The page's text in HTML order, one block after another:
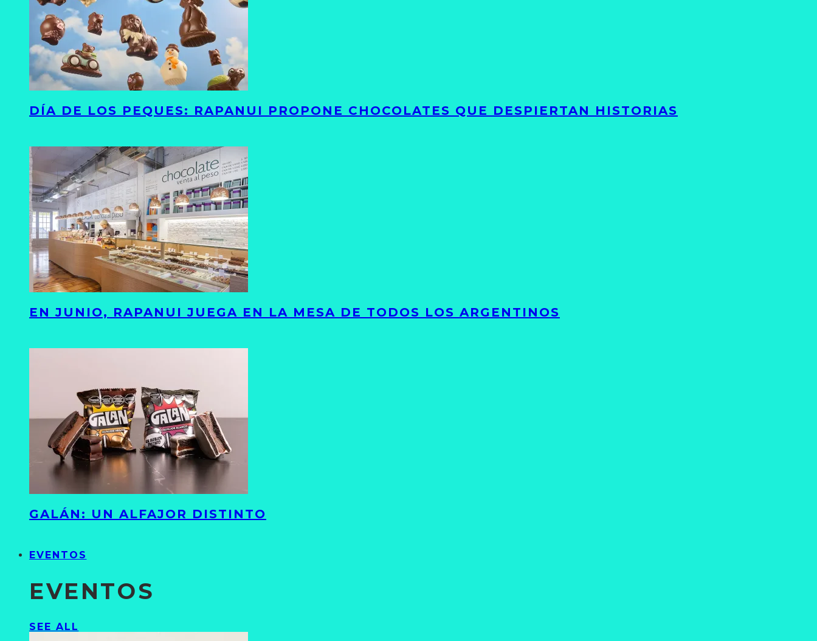
DÍA DE LOS PEQUES: RAPANUI PROPONE CHOCOLATES QUE DESPIERTAN HISTORIAS
EN JUNIO, RAPANUI JUEGA EN LA MESA DE TODOS LOS ARGENTINOS
GALÁN: UN ALFAJOR DISTINTO
EVENTOS
EVENTOS
SEE ALL